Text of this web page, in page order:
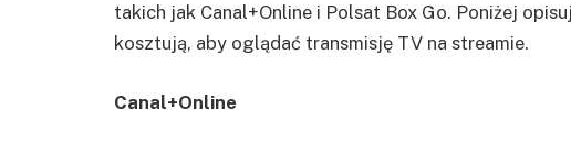
takich jak Canal+Online i Polsat Box Go. Poniżej
kosztują, aby oglądać transmisję TV na streamie.
Canal+Online